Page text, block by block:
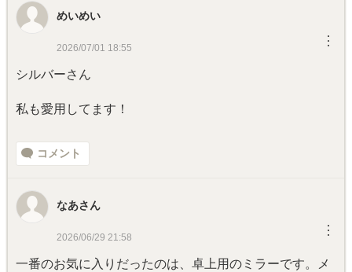
めいめい
2026/07/01 18:55 ︙
シルバーさん
私も愛用してます！
コメント
なあさん
2026/06/29 21:58 ︙
一番のお気に入りだったのは、卓上用のミラーです。メ